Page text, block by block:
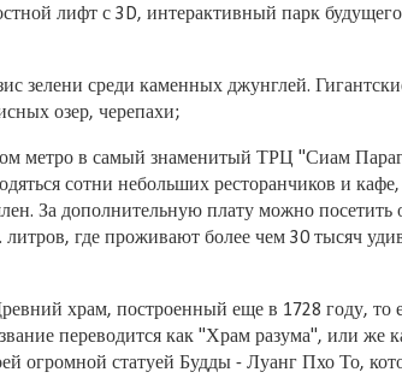
лифт с 3D, интерактивный парк будущего
зелени среди каменных джунглей.
озер, черепахи;
метро в самый знаменитый ТРЦ "Сиам
сотни небольших ресторанчиков и
За дополнительную плату можно посетить
где проживают более чем 30 тысяч
храм, построенный еще в 1728 году, то
переводится как "Храм разума", или же
огромной статуей Будды - Луанг Пхо То,